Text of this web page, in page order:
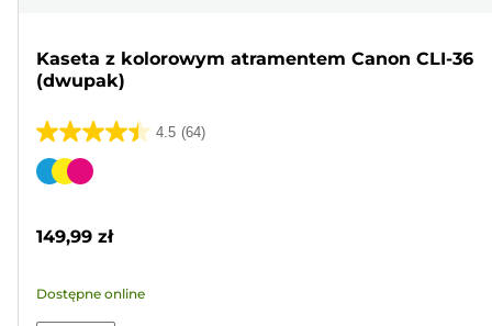
Kaseta z kolorowym atramentem Canon CLI-36
(dwupak)
4.5 (64)
4.5
na
64
Wkład
149,99 zł
Dostępne online